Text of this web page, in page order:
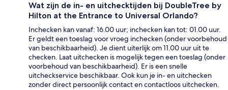
Wat zijn de in- en uitchecktijden bij DoubleTree by
Hilton at the Entrance to Universal Orlando?
Inchecken kan vanaf: 16.00 uur; inchecken kan tot: 01.00 uur.
Er geldt een toeslag voor vroeg inchecken (onder voorbehoud
van beschikbaarheid). Je dient uiterlijk om 11.00 uur uit te
checken. Laat uitchecken is mogelijk tegen een toeslag (onder
voorbehoud van beschikbaarheid). Er is een snelle
uitcheckservice beschikbaar. Ook kun je in- en uitchecken
zonder direct persoonlijk contact en contactloos uitchecken.